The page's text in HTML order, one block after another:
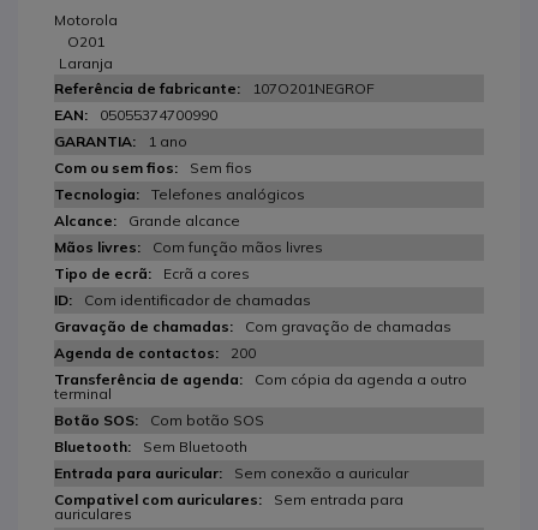
Motorola
O201
Laranja
107O201NEGROF
05055374700990
1 ano
Sem fios
Telefones analógicos
Grande alcance
Com função mãos livres
Ecrã a cores
Com identificador de chamadas
Com gravação de chamadas
200
Com cópia da agenda a outro
terminal
Com botão SOS
Sem Bluetooth
Sem conexão a auricular
Sem entrada para
auriculares